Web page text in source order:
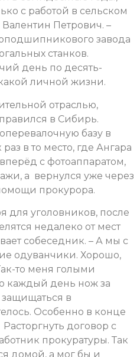
с работой в сельском
Валентин Петрович. –
завода
станков.
день по десять-
личной жизни.
отраслью,
в Сибирь.
базу в
в то место, где Ангара
с фотоаппаратом,
а вернулся уже через
прокурора.
для уголовников, после
недалеко от мест
собеседник. – А мы с
одуванчики. Хорошо,
то меня голыми
каждый день нож за
защищаться в
Особенно в конце
договор с
прокуратуры. Так
домой, а мог бы и